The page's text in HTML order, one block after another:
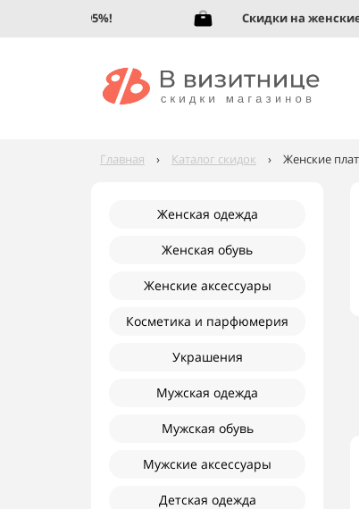
Скидки на женские
Главная › Каталог скидок › Женские
Женская одежда
Женская обувь
Женские аксессуары
Косметика и парфюмерия
Украшения
Мужская одежда
Мужская обувь
Мужские аксессуары
Детская одежда